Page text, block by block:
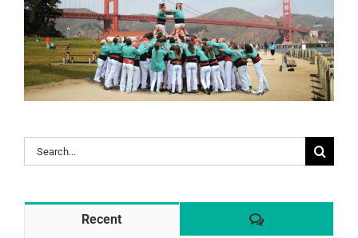
Search
for:
Recent Comentaris